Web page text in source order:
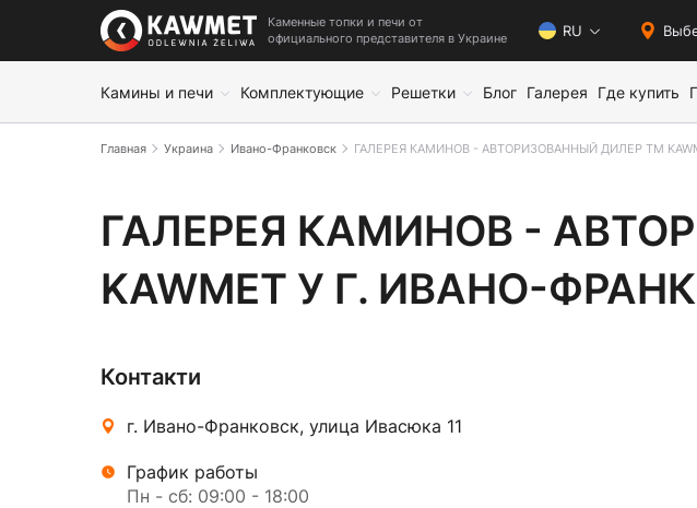
Каменные топки и печи от
официального представителя в Украине
RU
Камины и печи Комплектующие Решетки Блог Галерея Где купить
Главная Украина Ивано-Франковск ГАЛЕРЕЯ КАМИНОВ - АВТОРИЗОВАННЫЙ ДИЛЕР ТМ
ГАЛЕРЕЯ КАМИНОВ -
ГАЛЕРЕЯ КАМИНОВ -
KAWMET У Г. ИВАНО-
Контакти
г. Ивано-Франковск, улица Ивасюка 11
График работы
Пн - сб: 09:00 - 18:00